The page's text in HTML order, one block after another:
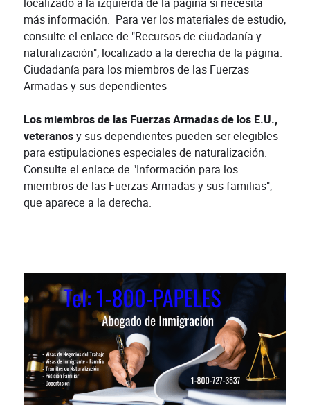
más información. Para ver los materiales de estudio,
consulte el enlace de "Recursos de ciudadanía y
naturalización", localizado a la derecha de la página.
Ciudadanía para los miembros de las Fuerzas
Armadas y sus dependientes
Los miembros de las Fuerzas Armadas de los E.U.,
veteranosy sus dependientes pueden ser elegibles
para estipulaciones especiales de naturalización.
Consulte el enlace de "Información para los
miembros de las Fuerzas Armadas y sus familias",
que aparece a la derecha.